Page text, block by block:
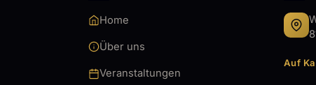
Home
Über uns
Veranstaltungen
Auf